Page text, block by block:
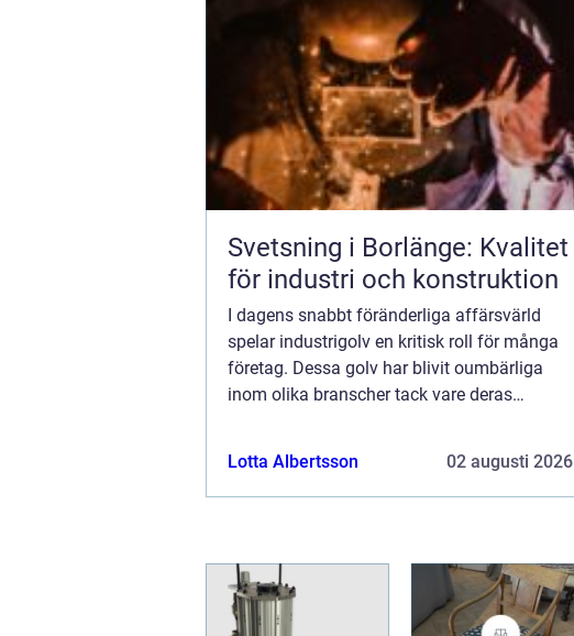
Svetsning i Borlänge: Kvalitet
för industri och konstruktion
I dagens snabbt föränderliga affärsvärld
spelar industrigolv en kritisk roll för många
företag. Dessa golv har blivit oumbärliga
inom olika branscher tack vare deras
Lotta Albertsson
02 augusti 2026